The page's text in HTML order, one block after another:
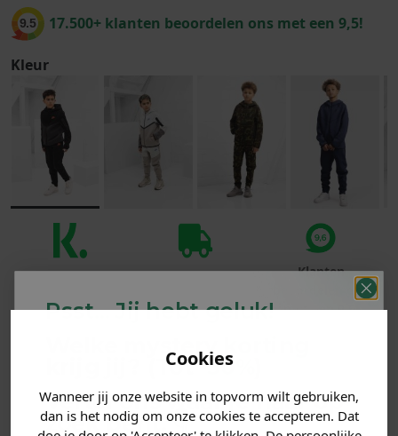
Cookies
Wanneer jij onze website in topvorm wilt gebruiken,
dan is het nodig om onze cookies te accepteren. Dat
9.5 17.500+ klanten beoordelen ons met een 9,5!
Kleur
Betaal achteraf
Voor 23:59 besteld
Klanten
beoordelen ons
met een 9,6!
PRODUCTINFORMATIE
MATERIAAL & WASVOORSCHRIFT
Psst... Jij hebt geluk!
Welke mystery
krijg jij? (Tot-30%
Vertel ons waar je naar op
zoek bent. 👇